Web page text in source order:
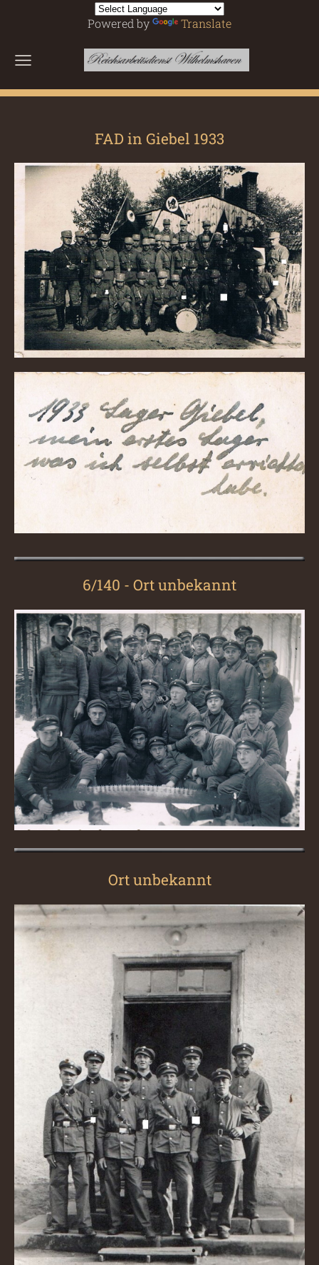
Powered by Translate
FAD in Giebel 1933
6/140 - Ort unbekannt
Ort unbekannt